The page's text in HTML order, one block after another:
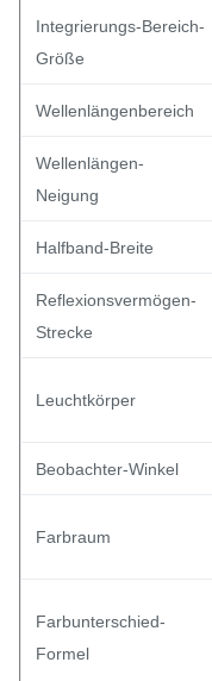
Integrierungs-Bereich-
Größe
Wellenlängenbereich
Wellenlängen-
Neigung
Halfband-Breite
Reflexionsvermögen-
Strecke
Leuchtkörper
Beobachter-Winkel
Farbraum
Farbunterschied-
Formel